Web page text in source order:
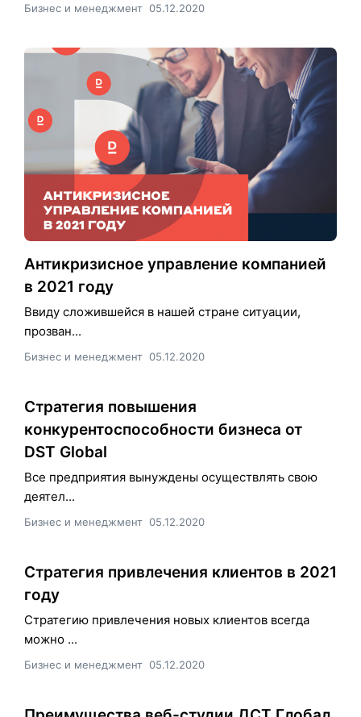
Бизнес и менеджмент 05.12.2020
Антикризисное управление компанией
в 2021 году
Ввиду сложившейся в нашей стране ситуации,
прозван...
Бизнес и менеджмент 05.12.2020
Стратегия повышения
конкурентоспособности бизнеса от
DST Global
Все предприятия вынуждены осуществлять свою
деятел...
Бизнес и менеджмент 05.12.2020
Стратегия привлечения клиентов в 2021
году
Стратегию привлечения новых клиентов всегда
можно ...
Бизнес и менеджмент 05.12.2020